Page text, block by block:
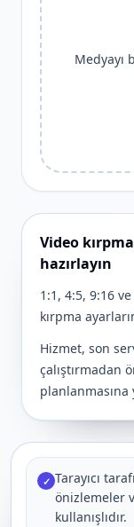
Medyayı
Video
hazırlayın
1:1, 4:5, 9:16
kırpma
Hizmet, son
çalıştırmadan
planlanmasına
✓ Tarayıcı
önizlemeler
kullanışlıdır.